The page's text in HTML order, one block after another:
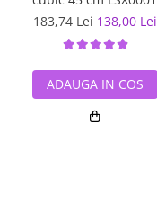
183,74 Lei 138,00 Lei
ADAUGA IN COS